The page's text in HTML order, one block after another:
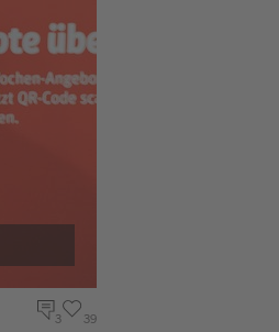
3 39